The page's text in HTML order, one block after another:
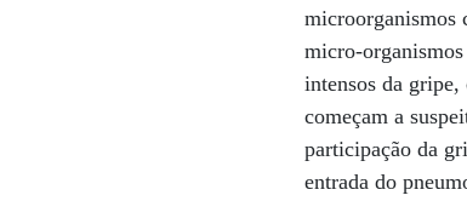
microorganismos
micro-
intensos da
começam a
participação da
entrada do